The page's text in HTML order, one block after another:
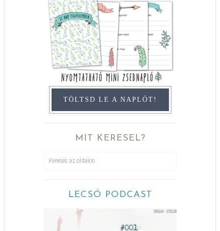
TÖLTSD LE A NAPLÓT!
MIT KERESEL?
LECSÓ PODCAST